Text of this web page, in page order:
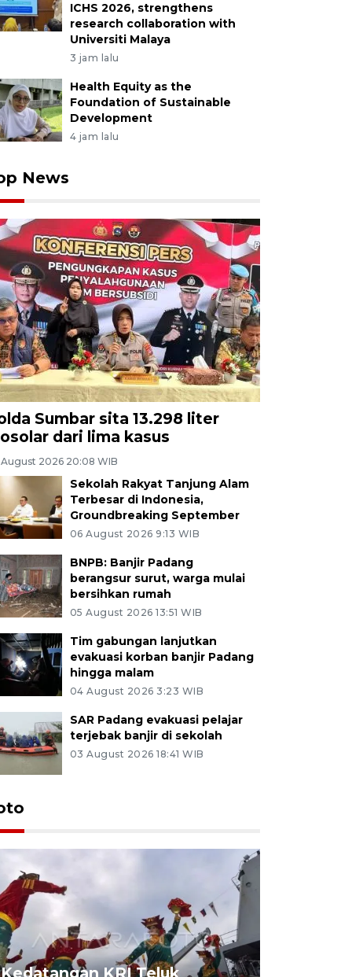
ICHS 2026, strengthens
research collaboration with
Universiti Malaya
3 jam lalu
Health Equity as the
Foundation of Sustainable
Development
4 jam lalu
News
Sumbar sita 13.298 liter
dari lima kasus
2026 20:08 WIB
Sekolah Rakyat Tanjung Alam
Terbesar di Indonesia,
Groundbreaking September
06 August 2026 9:13 WIB
BNPB: Banjir Padang
berangsur surut, warga mulai
bersihkan rumah
05 August 2026 13:51 WIB
Tim gabungan lanjutkan
evakuasi korban banjir Padang
hingga malam
04 August 2026 3:23 WIB
SAR Padang evakuasi pelajar
terjebak banjir di sekolah
03 August 2026 18:41 WIB